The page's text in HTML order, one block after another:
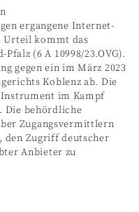
ergangene Internet-
Urteil kommt das
(6 A 10998/23.OVG).
gegen ein im März 2023
Koblenz ab. Die
Instrument im Kampf
Die behördliche
Zugangsvermittlern
den Zugriff deutscher
Anbieter zu